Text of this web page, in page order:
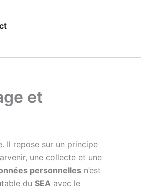
et
Il repose sur un principe
une collecte et une
personnelles n’est
du SEA avec le